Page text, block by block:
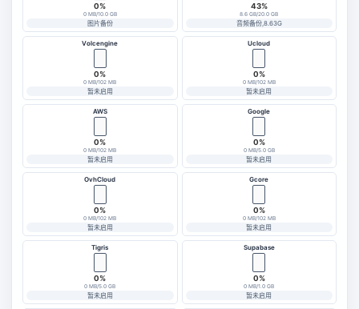
0%
0 MB/10.0 GB
图片备份
43%
8.6 GB/20.0 GB
音频备份,8.63G
Volcengine
0%
0 MB/102 MB
暂未启用
Ucloud
0%
0 MB/102 MB
暂未启用
AWS
0%
0 MB/102 MB
暂未启用
Google
0%
0 MB/5.0 GB
暂未启用
OvhCloud
0%
0 MB/102 MB
暂未启用
Gcore
0%
0 MB/102 MB
暂未启用
Tigris
0%
0 MB/5.0 GB
暂未启用
Supabase
0%
0 MB/1.0 GB
暂未启用